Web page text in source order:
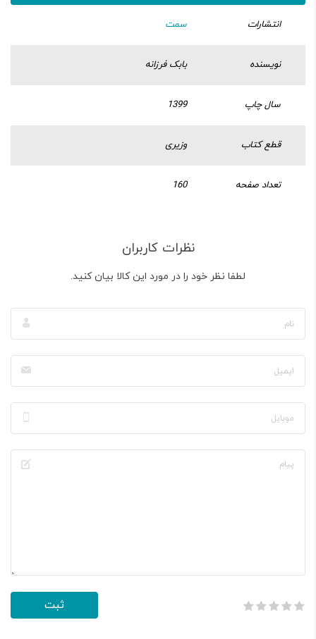
انتشارات سمت
نویسنده بابک فرزانه
سال چاپ 1399
قطع کتاب وزیری
تعداد صفحه 160
نظرات کاربران
لطفا نظر خود را در مورد این کالا بیان کنید.